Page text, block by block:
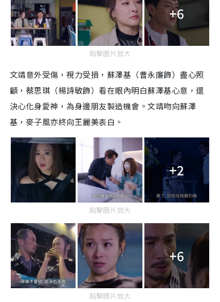
+6
點擊圖片放大
文靖意外受傷，視力受損，蘇澤基（曹永廉飾）盡心照
顧，蔡思琪（楊詩敏飾）看在眼內明白蘇澤基心意，還
決心化身愛神，為身邊朋友製造機會。文靖吻向蘇澤
基，麥子風亦終向王麗美表白。
+2
點擊圖片放大
+6
點擊圖片放大